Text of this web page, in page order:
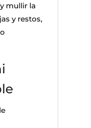
mullir la
y restos,